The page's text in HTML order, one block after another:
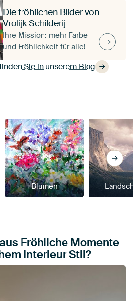
Sie in unserem Blog
Die fröhlichen Bilder von
Vrolijk Schilderij
Ihre Mission: mehr Farbe
und Fröhlichkeit für alle!
Blumen
Fröhliche Momente
Interieur Stil?